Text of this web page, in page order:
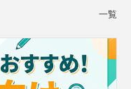
一覧